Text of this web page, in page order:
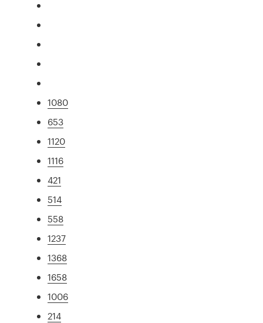
1080
653
1120
1116
421
514
558
1237
1368
1658
1006
214